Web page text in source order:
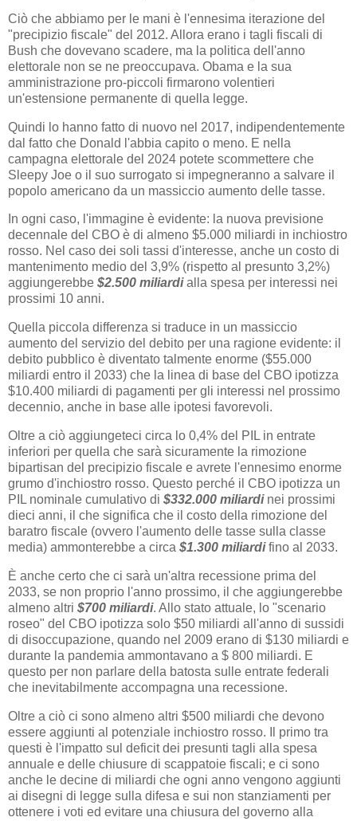
Ciò che abbiamo per le mani è l'ennesima iterazione del
"precipizio fiscale" del 2012. Allora erano i tagli fiscali di
Bush che dovevano scadere, ma la politica dell'anno
elettorale non se ne preoccupava. Obama e la sua
amministrazione pro-piccoli firmarono volentieri
un'estensione permanente di quella legge.
Quindi lo hanno fatto di nuovo nel 2017, indipendentemente
dal fatto che Donald l'abbia capito o meno. E nella
campagna elettorale del 2024 potete scommettere che
Sleepy Joe o il suo surrogato si impegneranno a salvare il
popolo americano da un massiccio aumento delle tasse.
In ogni caso, l'immagine è evidente: la nuova previsione
decennale del CBO è di almeno $5.000 miliardi in inchiostro
rosso. Nel caso dei soli tassi d'interesse, anche un costo di
mantenimento medio del 3,9% (rispetto al presunto 3,2%)
aggiungerebbe $2.500 miliardialla spesa per interessi nei
prossimi 10 anni.
Quella piccola differenza si traduce in un massiccio
aumento del servizio del debito per una ragione evidente: il
debito pubblico è diventato talmente enorme ($55.000
miliardi entro il 2033) che la linea di base del CBO ipotizza
$10.400 miliardi di pagamenti per gli interessi nel prossimo
decennio, anche in base alle ipotesi favorevoli.
Oltre a ciò aggiungeteci circa lo 0,4% del PIL in entrate
inferiori per quella che sarà sicuramente la rimozione
bipartisan del precipizio fiscale e avrete l'ennesimo enorme
grumo d'inchiostro rosso. Questo perché il CBO ipotizza un
PIL nominale cumulativo di $332.000 miliardinei prossimi
dieci anni, il che significa che il costo della rimozione del
baratro fiscale (ovvero l'aumento delle tasse sulla classe
media) ammonterebbe a circa $1.300 miliardifino al 2033.
È anche certo che ci sarà un'altra recessione prima del
2033, se non proprio l'anno prossimo, il che aggiungerebbe
almeno altri $700 miliardi. Allo stato attuale, lo "scenario
roseo" del CBO ipotizza solo $50 miliardi all'anno di sussidi
di disoccupazione, quando nel 2009 erano di $130 miliardi e
durante la pandemia ammontavano a $ 800 miliardi. E
questo per non parlare della batosta sulle entrate federali
che inevitabilmente accompagna una recessione.
Oltre a ciò ci sono almeno altri $500 miliardi che devono
essere aggiunti al potenziale inchiostro rosso. Il primo tra
questi è l'impatto sul deficit dei presunti tagli alla spesa
annuale e delle chiusure di scappatoie fiscali; e ci sono
anche le decine di miliardi che ogni anno vengono aggiunti
ai disegni di legge sulla difesa e sui non stanziamenti per
ottenere i voti ed evitare una chiusura del governo alla